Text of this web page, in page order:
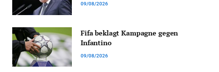
09/08/2026
Fifa beklagt Kampagne gegen
Infantino
09/08/2026